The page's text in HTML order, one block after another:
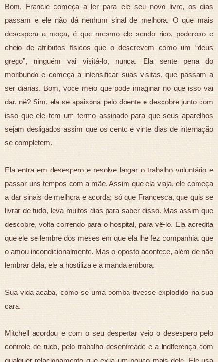
Bom, Francie começa a ler para ele seu novo livro, os dias
passam e ele não dá nenhum sinal de melhora. O que mais
desespera a moça, é que mesmo ele sendo rico, poderoso e
cheio de atributos físicos que o descrevem como um “deus
grego”, ninguém vai visitá-lo, nunca. Ela sente pena do
moribundo e começa a intensificar suas visitas, que passam a
ser diárias. Bom, você meio que pode imaginar no que isso vai
dar, né? Sim, ela se apaixona pelo doente e descobre junto com
isso que ele tem um termo assinado para que seus aparelhos
sejam desligados assim que os cento e vinte dias de internação
se completem.
Ela entra em desespero e resolve largar o trabalho voluntário e
passar uns tempos com a mãe. Assim que ela viaja, ele começa
a dar sinais de melhora e acorda; só que Francesca, que quis se
livrar de tudo, leva muitos dias para saber disso. Mas assim que
descobre, volta correndo para o hospital, para vê-lo. Ela acredita
que ele se lembre dos meses em que ela lhe fez companhia, que
o amou incondicionalmente. Mas o oposto acontece, além de não
lembrar dela, ele a hostiliza e a manda embora.
Sua vida acaba, como se uma bomba tivesse explodido na sua
cara.
Mitchell acordou e com o seu despertar veio o desespero pelo
controle de tudo, pelo trabalho desenfreado e a indiferença com